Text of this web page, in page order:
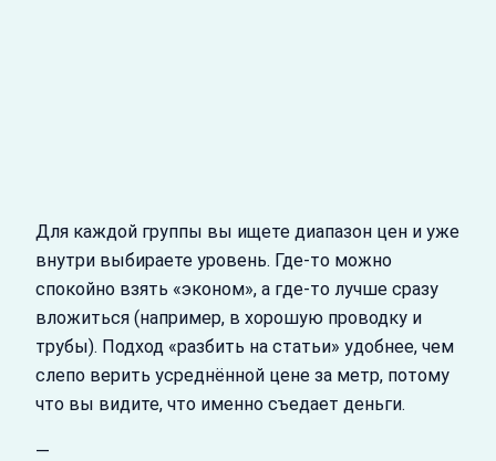
Для каждой группы вы ищете диапазон цен и уже
внутри выбираете уровень. Где-то можно
спокойно взять «эконом», а где-то лучше сразу
вложиться (например, в хорошую проводку и
трубы). Подход «разбить на статьи» удобнее, чем
слепо верить усреднённой цене за метр, потому
что вы видите, что именно съедает деньги.
—